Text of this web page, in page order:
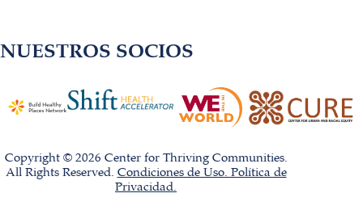
NUESTROS SOCIOS
Copyright © 2026 Center for Thriving Communities.
All Rights Reserved. Condiciones de Uso. Política de
Privacidad.